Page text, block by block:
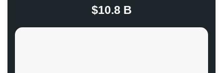
$10.8 B